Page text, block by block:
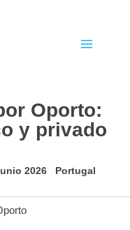
Oporto:
y privado
2026 Portugal